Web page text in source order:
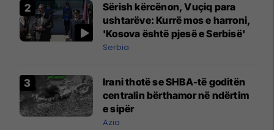
Sërish kërcënon, Vuçiq para
ushtarëve: Kurrë mos e harroni,
'Kosova është pjesë e Serbisë'
Serbia
Irani thotë se SHBA-të goditën
centralin bërthamor në ndërtim
e sipër
Azia